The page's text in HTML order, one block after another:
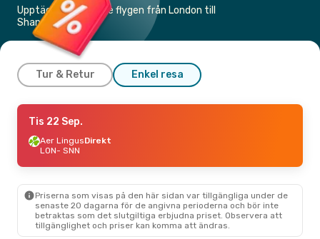
Upptäck de billigaste flygen från London till
Shannon
Tur & Retur Enkel resa
Tors 27 Aug.
RyanairDirekt
LON- SNN
SNN- LON
Sön 18 Okt.- Sön 18 Okt.
Aer LingusDirekt
LON
- SNN
Tis 22 Sep.
Aer LingusDirekt
LON- SNN
Priserna som visas på den här sidan var tillgängliga under de
senaste 20 dagarna för de angivna perioderna och bör inte
betraktas som det slutgiltiga erbjudna priset. Observera att
tillgänglighet och priser kan komma att ändras.